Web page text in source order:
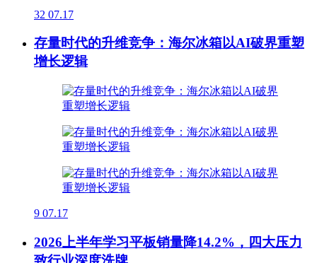
32 07.17
存量时代的升维竞争：海尔冰箱以AI破界重塑
增长逻辑
9 07.17
2026上半年学习平板销量降14.2%，四大压力